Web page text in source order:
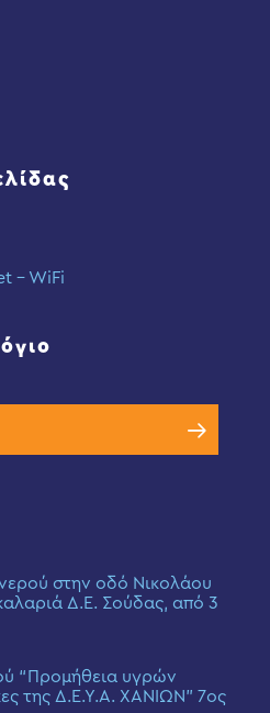
– WiFi
στην οδό Νικολάου
Δ.Ε. Σούδας, από 3
“Προμήθεια υγρών
της Δ.Ε.Υ.Α. ΧΑΝΙΩΝ” 7ος